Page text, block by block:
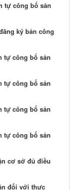
tự công bố sản
ký bản công
tự công bố sản
tự công bố sản
tự công bố sản
tự công bố sản
cơ sở đủ điều
đối với thực